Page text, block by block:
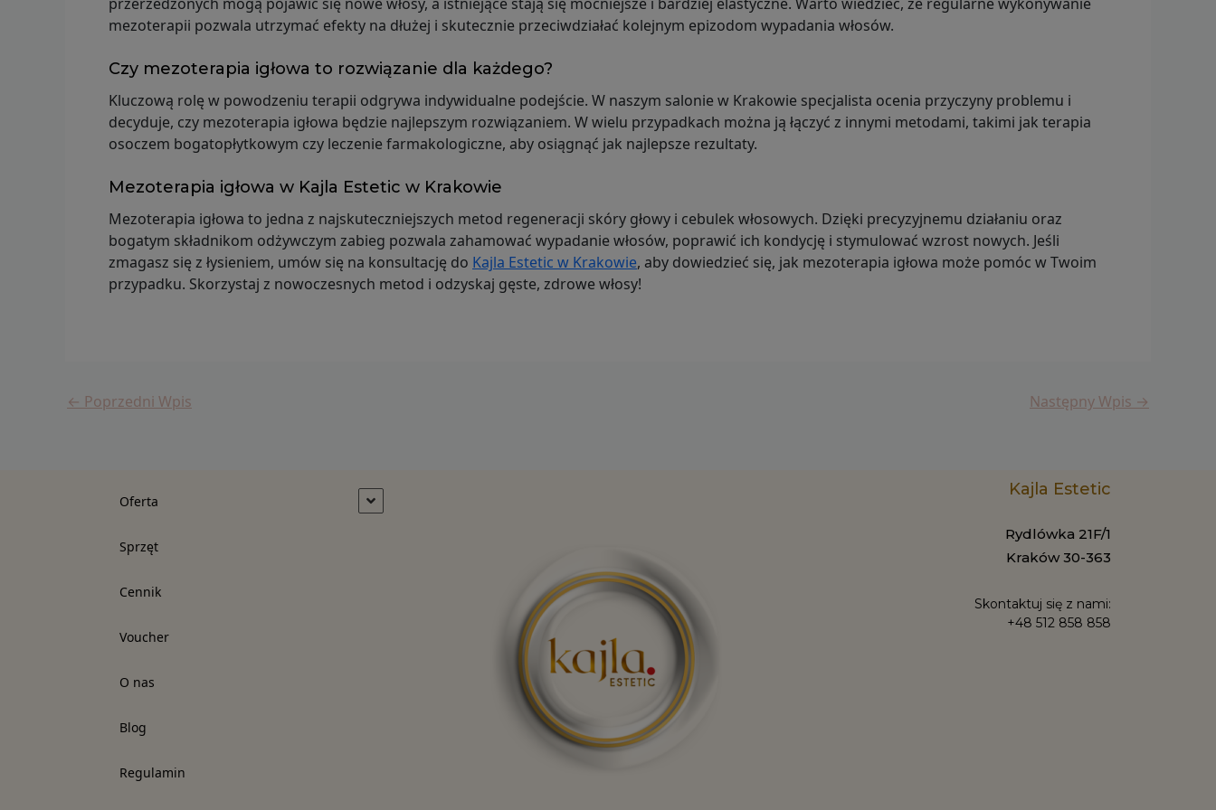
mezoterapii pozwala utrzymać efekty na dłużej i skutecznie przeciwdziałać kolejnym epizodom wypadania włosów.
Czy mezoterapia igłowa to rozwiązanie dla każdego?
Kluczową rolę w powodzeniu terapii odgrywa indywidualne podejście. W naszym salonie w Krakowie specjalista ocenia przyczyny problemu i
decyduje, czy mezoterapia igłowa będzie najlepszym rozwiązaniem. W wielu przypadkach można ją łączyć z innymi metodami, takimi jak terapia
osoczem bogatopłytkowym czy leczenie farmakologiczne, aby osiągnąć jak najlepsze rezultaty.
Mezoterapia igłowa w Kajla Estetic w Krakowie
Mezoterapia igłowa to jedna z najskuteczniejszych metod regeneracji skóry głowy i cebulek włosowych. Dzięki precyzyjnemu działaniu oraz
bogatym składnikom odżywczym zabieg pozwala zahamować wypadanie włosów, poprawić ich kondycję i stymulować wzrost nowych. Jeśli
zmagasz się z łysieniem, umów się na konsultację do Kajla Estetic w Krakowie, aby dowiedzieć się, jak mezoterapia igłowa może pomóc w Twoim
przypadku. Skorzystaj z nowoczesnych metod i odzyskaj gęste, zdrowe włosy!
← Poprzedni Wpis Następny Wpis →
Oferta
Sprzęt
Cennik
Voucher
O nas
Blog
Regulamin
Kajla Estetic
Rydlówka 21F/1
Kraków 30-363
Skontaktuj się z nami:
+48 512 858 858